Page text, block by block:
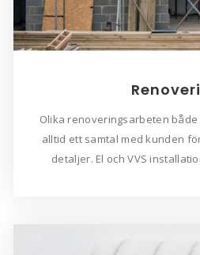
Olika renoveringsarbeten
alltid ett samtal med kunden
detaljer. El och VVS